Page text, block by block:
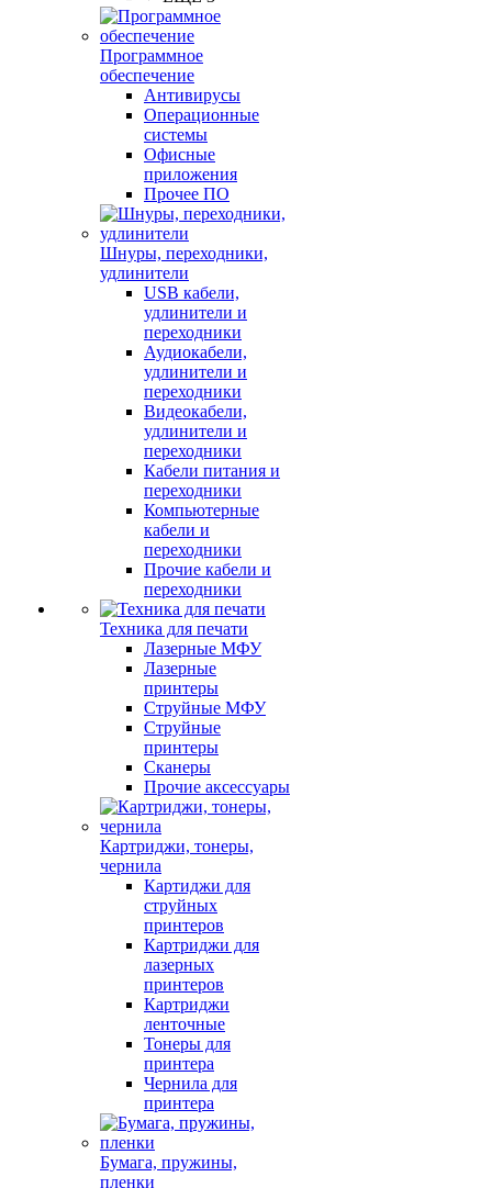
Программное
обеспечение
Антивирусы
Операционные
системы
Офисные
приложения
Прочее ПО
Шнуры, переходники,
удлинители
USB кабели,
удлинители и
переходники
Аудиокабели,
удлинители и
переходники
Видеокабели,
удлинители и
переходники
Кабели питания и
переходники
Компьютерные
кабели и
переходники
Прочие кабели и
переходники
Техника для печати
Лазерные МФУ
Лазерные
принтеры
Струйные МФУ
Струйные
принтеры
Сканеры
Прочие аксессуары
Картриджи, тонеры,
чернила
Картиджи для
струйных
принтеров
Картриджи для
лазерных
принтеров
Картриджи
ленточные
Тонеры для
принтера
Чернила для
принтера
Бумага, пружины,
пленки